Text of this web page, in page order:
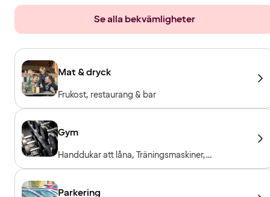
Se alla bekvämligheter
Mat & dryck
Frukost, restaurang & bar
Gym
Handdukar att låna, Träningsmaskiner,
Konditionsmaskiner, Fria vikter, Entré ingår för
Parkering